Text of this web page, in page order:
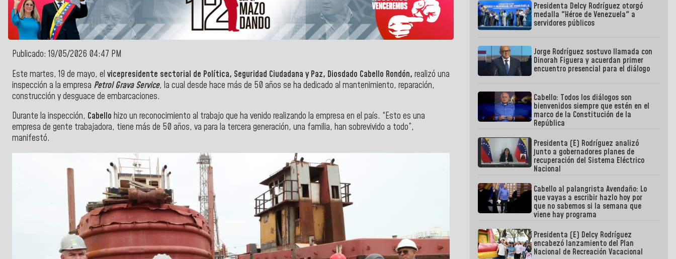
Publicado: 19/05/2026 04:47 PM
Este martes, 19 de mayo, el vicepresidente sectorial de Política, Seguridad Ciudadana y Paz, Diosdado Cabello Rondón, realizó una
inspección a la empresa Petrol Grava Service, la cual desde hace más de 50 años se ha dedicado al mantenimiento, reparación,
construcción y desguace de embarcaciones.
Durante la inspección, Cabello hizo un reconocimiento al trabajo que ha venido realizando la empresa en el país. “Esto es una
empresa de gente trabajadora, tiene más de 50 años, va para la tercera generación, una familia, han sobrevivido a todo”,
manifestó.
Presidenta Delcy Rodríguez otorgó
medalla "Héroe de Venezuela" a
servidores públicos
Jorge Rodríguez sostuvo llamada con
Dinorah Figuera y acuerdan primer
encuentro presencial para el diálogo
Cabello: Todos los diálogos son
bienvenidos siempre que estén en el
marco de la Constitución de la
República
Presidenta (E) Rodríguez analizó
junto a gobernadores planes de
recuperación del Sistema Eléctrico
Nacional
Cabello al palangrista Avendaño: Lo
que vayas a escribir hazlo hoy por
que no sabemos si la semana que
viene hay programa
Presidenta (E) Delcy Rodríguez
encabezó lanzamiento del Plan
Nacional de Recreación Vacacional